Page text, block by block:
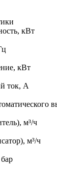
кВт
кВт
ток, А
м³/ч
м³/ч